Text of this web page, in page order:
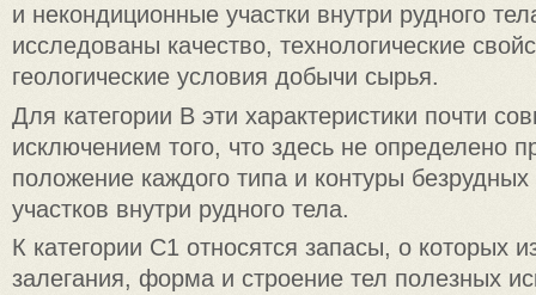
и некондиционные участки внутри рудного
исследованы качество, технологические
геологические условия добычи сырья.
Для категории В эти характеристики почти
исключением того, что здесь не определено
положение каждого типа и контуры
участков внутри рудного тела.
К категории C1 относятся запасы, о которых
залегания, форма и строение тел полезных